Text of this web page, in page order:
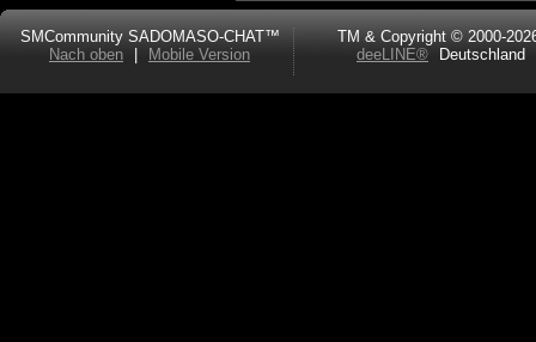
SMCommunity SADOMASO-CHAT™
Nach oben
Mobile Version
TM & Copyright © 2000-
deeLINE®
Deutschland